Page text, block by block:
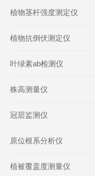
植物茎杆强度测定仪
植物抗倒伏测定仪
叶绿素ab检测仪
株高测量仪
冠层监测仪
原位根系分析仪
植被覆盖度测量仪